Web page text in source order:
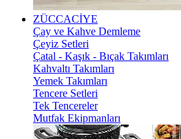
ZÜCCACİYE
Çay ve Kahve Demleme
Çeyiz Setleri
Çatal - Kaşık - Bıçak Takımları
Kahvaltı Takımları
Yemek Takımları
Tencere Setleri
Tek Tencereler
Mutfak Ekipmanları